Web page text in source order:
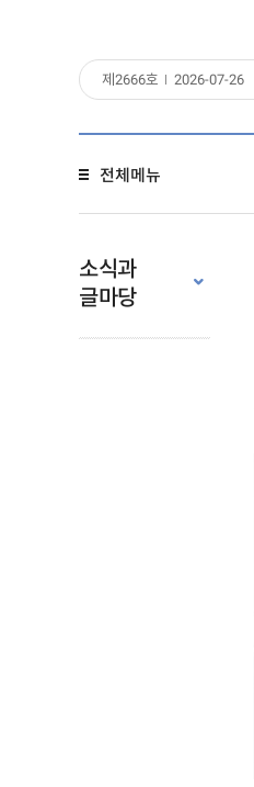
제 2666호 2026-07-26
전체메뉴
소식과
글마당